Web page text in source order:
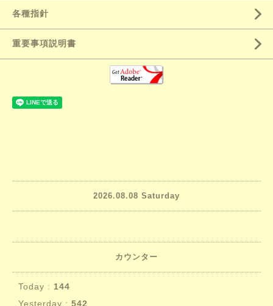
各種指針
重要事項説明書
2026.08.08 Saturday
カウンター
Today : 144
Yesterday : 542